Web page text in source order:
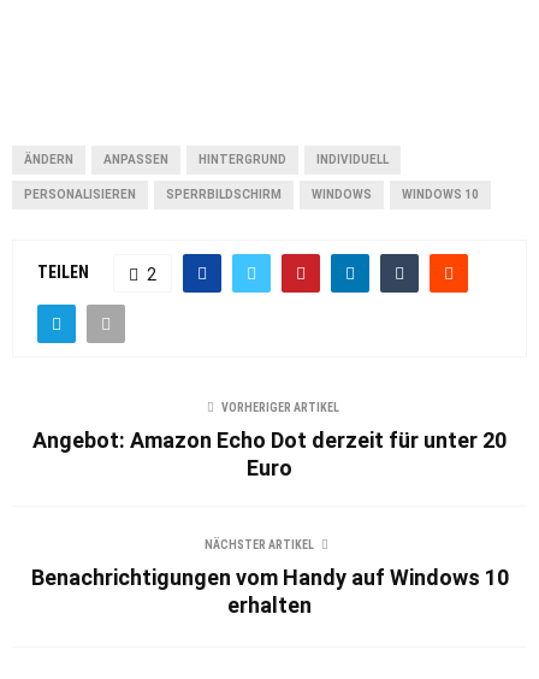
ÄNDERN ANPASSEN HINTERGRUND INDIVIDUELL
PERSONALISIEREN SPERRBILDSCHIRM WINDOWS WINDOWS 10
TEILEN 2
VORHERIGER ARTIKEL
Angebot: Amazon Echo Dot derzeit für unter 20
Euro
NÄCHSTER ARTIKEL
Benachrichtigungen vom Handy auf Windows 10
erhalten